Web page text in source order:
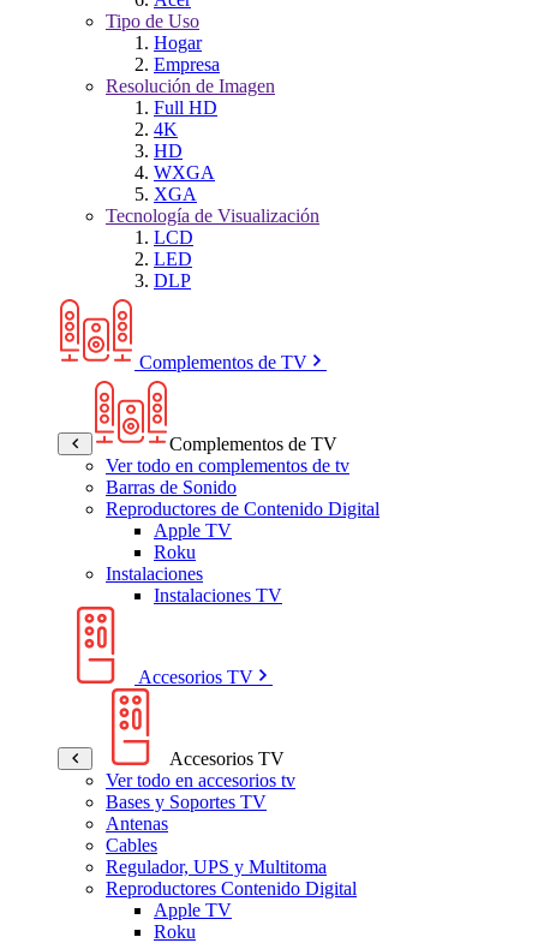
Tipo de Uso
Hogar
Empresa
Resolución de Imagen
Full HD
4K
HD
WXGA
XGA
Tecnología de Visualización
LCD
LED
DLP
Complementos de TV
Complementos de TV
Ver todo en complementos de tv
Barras de Sonido
Reproductores de Contenido Digital
Apple TV
Roku
Instalaciones
Instalaciones TV
Accesorios TV
Accesorios TV
Ver todo en accesorios tv
Bases y Soportes TV
Antenas
Cables
Regulador, UPS y Multitoma
Reproductores Contenido Digital
Apple TV
Roku